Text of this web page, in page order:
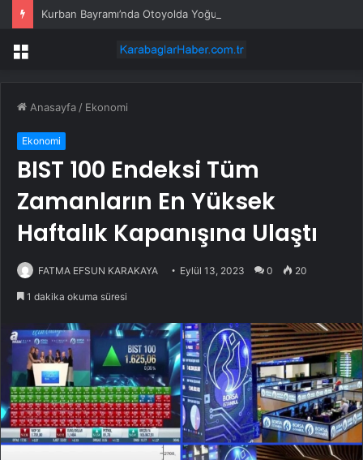
Kurban Bayramı’nda Otoyolda Yoğunluk
Menü
Anasayfa / Ekonomi
Ekonomi
BIST 100 Endeksi Tüm
Zamanların En Yüksek
Haftalık Kapanışına Ulaştı
FATMA EFSUN KARAKAYA Eylül 13, 2023 0 20
1 dakika okuma süresi